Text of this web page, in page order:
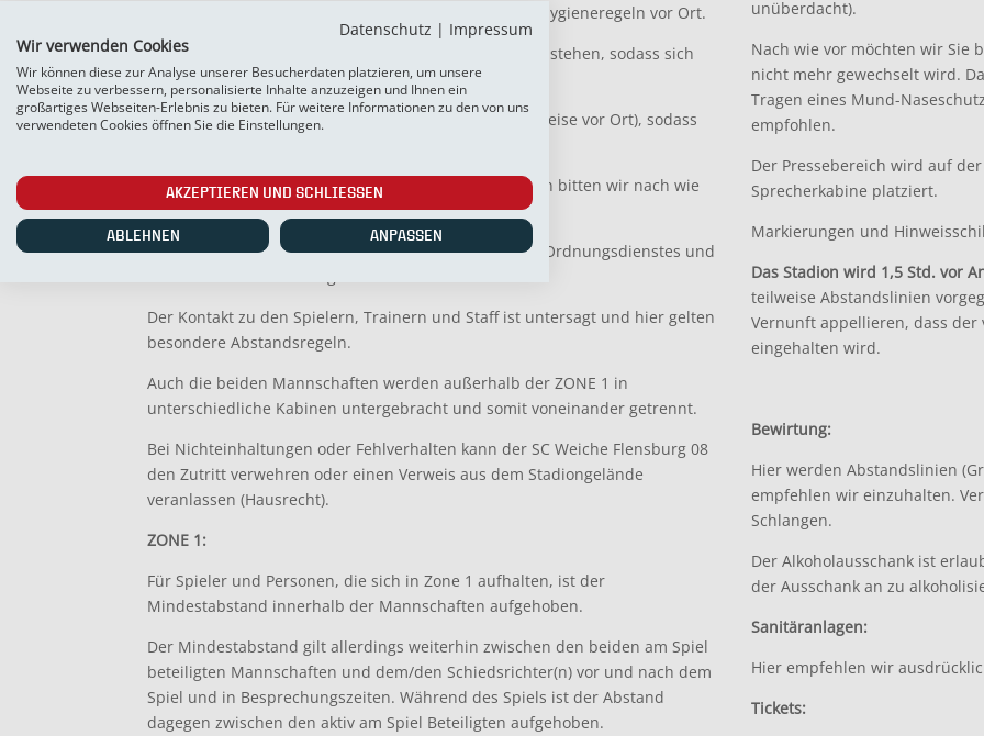
Markierungen und Hinweisschilder unterstützen die Hygieneregeln vor Ort.
Beim Ein- und Ausgang werden Desinfektionsspender stehen, sodass sich
jeder dementsprechend desinfizieren kann.
Im gesamten Stadion gilt der Linksverkehr (siehe Hinweise vor Ort), sodass
Unnötige Ansammlungen und große Gesprächsrunden bitten wir nach wie
vor zu vermeiden.
Anweisungen des SC Weiche Flensburg 08 Personals, Ordnungsdienstes und
Der Kontakt zu den Spielern, Trainern und Staff ist untersagt und hier gelten
besondere Abstandsregeln.
Auch die beiden Mannschaften werden außerhalb der ZONE 1 in
unterschiedliche Kabinen untergebracht und somit voneinander getrennt.
Bei Nichteinhaltungen oder Fehlverhalten kann der SC Weiche Flensburg 08
den Zutritt verwehren oder einen Verweis aus dem Stadiongelände
veranlassen (Hausrecht).
ZONE 1:
Für Spieler und Personen, die sich in Zone 1 aufhalten, ist der
Mindestabstand innerhalb der Mannschaften aufgehoben.
Der Mindestabstand gilt allerdings weiterhin zwischen den beiden am Spiel
beteiligten Mannschaften und dem/den Schiedsrichter(n) vor und nach dem
Spiel und in Besprechungszeiten. Während des Spiels ist der Abstand
dagegen zwischen den aktiv am Spiel Beteiligten aufgehoben.
unüberdacht).
Nach wie vor möchten wir Sie
nicht mehr gewechselt wird.
Tragen eines Mund-
empfohlen.
Der Pressebereich wird auf
Sprecherkabine platziert.
Markierungen und
Das Stadion wird 1,5 Std. vor
teilweise Abstandslinien
Vernunft appellieren, dass
eingehalten wird.
Bewirtung:
Hier werden Abstandslinien
empfehlen wir einzuhalten.
Schlangen.
Der Alkoholausschank ist
der Ausschank an zu
Sanitäranlagen:
Hier empfehlen wir
Tickets:
Datenschutz | Impressum
Wir verwenden Cookies
Wir können diese zur Analyse unserer Besucherdaten platzieren, um unsere
Webseite zu verbessern, personalisierte Inhalte anzuzeigen und Ihnen ein
großartiges Webseiten-Erlebnis zu bieten. Für weitere Informationen zu den von uns
verwendeten Cookies öffnen Sie die Einstellungen.
AKZEPTIEREN UND SCHLIESSEN
ABLEHNEN ANPASSEN